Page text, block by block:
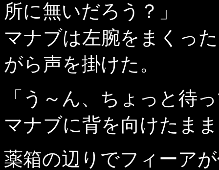
所に無いだろう？」
マナブは左腕をまくっ
がら声を掛けた。
「う～ん、ちょっと待
マナブに背を向けたま
薬箱の辺りでフィーア